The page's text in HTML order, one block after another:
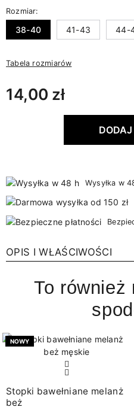
Rozmiar:
38-40 41-43 44-
Tabela rozmiarów
14,00 zł
Wysyłka w
OPIS I WŁAŚCIWOŚCI
To również
NOWY
Stopki bawełniane melanż
beż